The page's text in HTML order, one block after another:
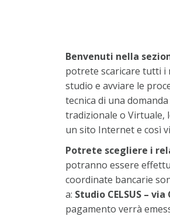
Benvenuti nella
potrete scaricare tutti i
studio e avviare le
tecnica di una
tradizionale o Virtuale,
un sito Internet e così
Potrete scegliere i
potranno essere
coordinate bancarie
a: Studio CELSUS –
pagamento verrà